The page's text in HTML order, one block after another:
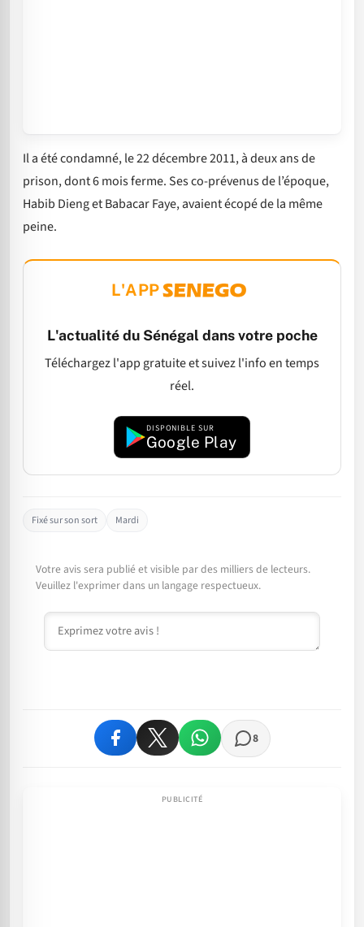
Il a été condamné, le 22 décembre 2011, à deux ans de
prison, dont 6 mois ferme. Ses co-prévenus de l’époque,
Habib Dieng et Babacar Faye, avaient écopé de la même
peine.
L'APP
L'actualité du Sénégal dans votre poche
Téléchargez l'app gratuite et suivez l'info en temps
réel.
DISPONIBLE SUR
Google Play
Fixé sur son sort Mardi
Votre avis sera publié et visible par des milliers de lecteurs.
Veuillez l'exprimer dans un langage respectueux.
Commentaire
8